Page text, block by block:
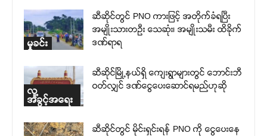
မှုခင်း
ဆီဆိုင်တွင် PNO ကားဖြင့် အတိုက်ခံရပြီး
အမျိုးသားတဉီး သေဆုံး၊ အမျိုးသမီး ထိခိုက်
ဒဏ်ရာရ
လူ့
အခွင့်အရေး
ဆီဆိုင်မြို့နယ်ရှိ ကျေးရွာများတွင် ဘောင်းဘီ
ဝတ်လျှင် ဒဏ်ငွေပေးဆောင်ရမည်ဟုဆို
ဆီဆိုင်တွင် မိုင်းရှင်းရန် PNO ကို ငွေပေးနေ